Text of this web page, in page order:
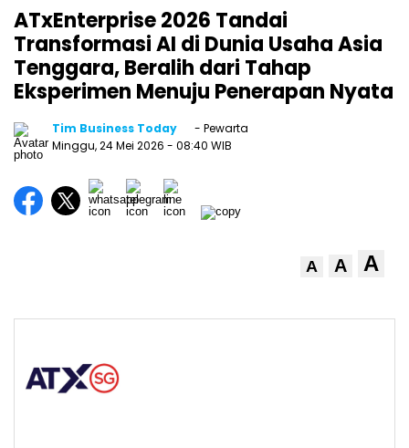
ATxEnterprise 2026 Tandai
Transformasi AI di Dunia Usaha Asia
Tenggara, Beralih dari Tahap
Eksperimen Menuju Penerapan Nyata
Tim Business Today
- Pewarta
Minggu, 24 Mei 2026 - 08:40 WIB
A A A